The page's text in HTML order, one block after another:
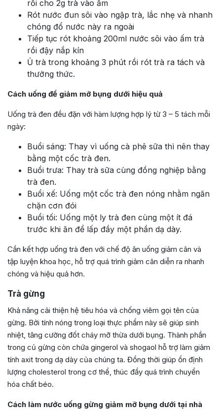
rồi cho 2g trà vào ấm
Rót nước đun sôi vào ngập trà, lắc nhẹ và nhanh
chóng đổ nước này ra ngoài
Tiếp tục rót khoảng 200ml nước sôi vào ấm trà
rồi đậy nắp kín
Ủ trà trong khoảng 3 phút rồi rót trà ra tách và
thưởng thức.
Cách uống để giảm mỡ bụng dưới hiệu quả
Uống trà đen đều đặn với hàm lượng hợp lý từ 3 – 5 tách mỗi
ngày:
Buổi sáng: Thay vì uống cà phê sữa thì nên thay
bằng một cốc trà đen.
Buổi trưa: Thay trà sữa cùng đồng nghiệp bằng
trà đen.
Buổi xế: Uống một cốc trà đen nóng nhằm ngăn
chặn cơn đói
Buổi tối: Uống một ly trà đen cùng một ít đá
trước khi ăn để lấp đầy một phần dạ dày.
Cần kết hợp uống trà đen với chế độ ăn uống giảm cân và
tập luyện khoa học, hỗ trợ quá trình giảm cân diễn ra nhanh
chóng và hiệu quả hơn.
Trà gừng
Khả năng cải thiện hệ tiêu hóa và chống viêm gọi tên của
gừng. Bởi tính nóng trong loại thực phẩm này sẽ giúp sinh
nhiệt, tăng cường đốt cháy mỡ thừa dưới bụng. Thành phần
trong củ gừng còn chứa gingerol và shogaol hỗ trợ làm giảm
tính axit trong dạ dày của chúng ta. Đồng thời giúp ổn định
lượng cholesterol trong cơ thể, thúc đẩy quá trình chuyển
hóa chất béo.
Cách làm nước uống gừng giảm mỡ bụng dưới tại nhà